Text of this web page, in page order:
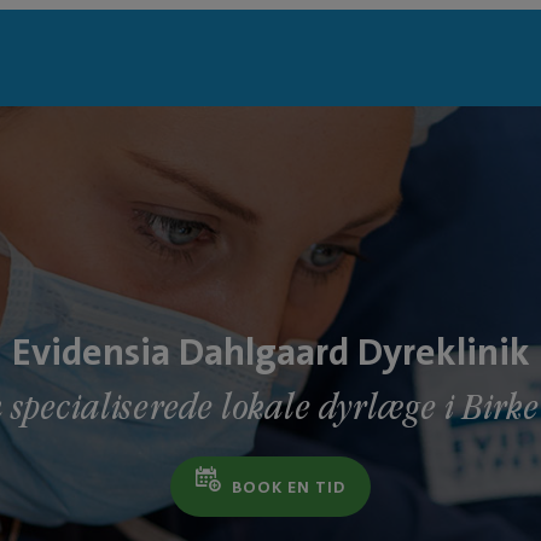
Evidensia Dahlgaard Dyreklinik
specialiserede lokale dyrlæge i
BOOK EN TID